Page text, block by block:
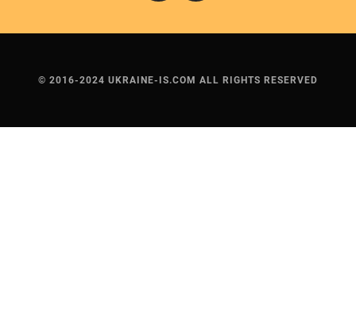
© 2016-2024 UKRAINE-IS.COM ALL RIGHTS RESERVED